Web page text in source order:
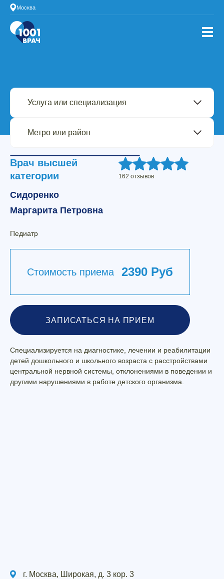
Москва
Врач высшей
категории
162 отзывов
Сидоренко
Маргарита Петровна
Педиатр
Стоимость приема 2390 Руб
ЗАПИСАТЬСЯ НА ПРИЕМ
Специализируется на диагностике, лечении и реабилитации
детей дошкольного и школьного возраста с расстройствами
центральной нервной системы, отклонениями в поведении и
другими нарушениями в работе детского организма.
г. Москва, Широкая, д. 3 кор. 3